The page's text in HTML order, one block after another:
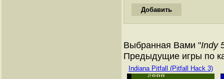
Выбранная Вами "Indy
Предыдущие игры по
Indiana Pitfall (Pitfall Hack 3)